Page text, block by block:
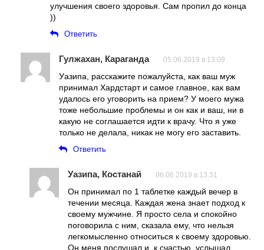
улучшения своего здоровья. Сам пропил до конца
))
Ответить
Гулжахан, Караганда 05.06.2019 в 13:09
Уазипа, расскажите пожалуйста, как ваш муж
принимал Хардстарт и самое главное, как вам
удалось его уговорить на прием? У моего мужа
тоже небольшие проблемы и он как и ваш, ни в
какую не соглашается идти к врачу. Что я уже
только не делала, никак не могу его заставить.
Ответить
Уазипа, Костанай 06.06.2019 в 13:31
Он принимал по 1 таблетке каждый вечер в
течении месяца. Каждая жена знает подход к
своему мужчине. Я просто села и спокойно
поговорила с ним, сказала ему, что нельзя
легкомысленно относиться к своему здоровью.
Он меня послушал и, к счастью, услышал.